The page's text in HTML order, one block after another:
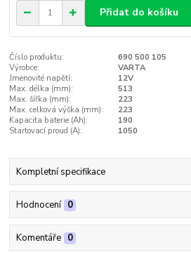
Přidat do košíku
Číslo produktu:
690 500 105
Výrobce:
VARTA
Jmenovité napětí:
12V
Max. délka (mm):
513
Max. šířka (mm):
223
Max. celková výška (mm):
223
Kapacita baterie (Ah):
190
Startovací proud (A):
1050
Kompletní specifikace
Hodnocení 0
Komentáře 0